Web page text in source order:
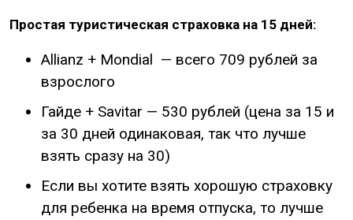
Простая туристическая страховка на 15 дней:
Allianz + Mondial — всего 709 рублей за
взрослого
Гайде + Savitar — 530 рублей (цена за 15 и
за 30 дней одинаковая, так что лучше
взять сразу на 30)
Если вы хотите взять хорошую страховку
для ребенка на время отпуска, то лучше